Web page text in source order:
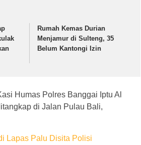
Rumah Kemas Durian
Menjamur di Sulteng, 35
Belum Kantongi Izin
Humas Polres Banggai Iptu Al
di Jalan Pulau Bali,
Lapas Palu Disita Polisi